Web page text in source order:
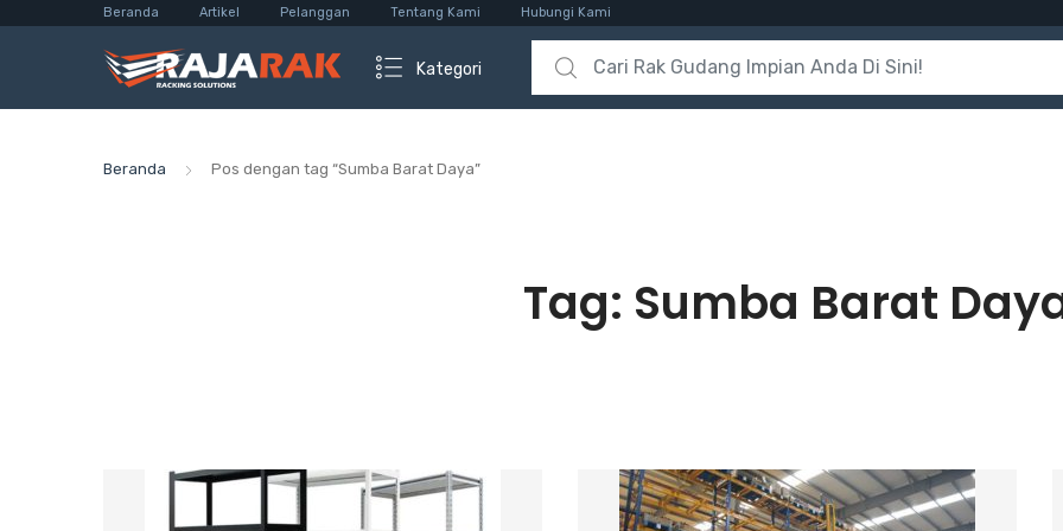
Beranda Artikel Pelanggan Tentang Kami Hubungi Kami
Kategori
Search for:
Beranda Pos dengan tag “Sumba Barat Daya”
Tag: Sumba Barat